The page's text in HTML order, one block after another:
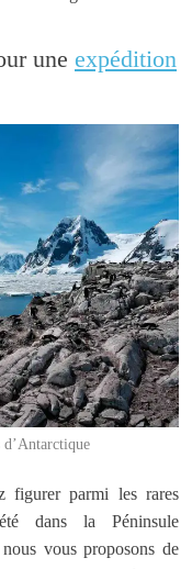
une expédition
d’Antarctique
figurer parmi les rares
dans la Péninsule
vous proposons de